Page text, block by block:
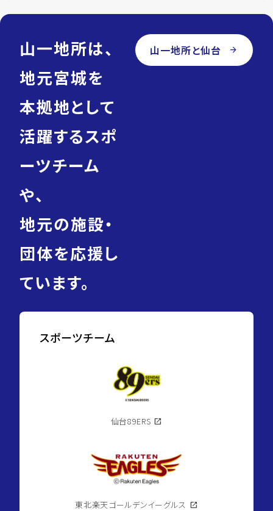
山一地所は、
地元宮城を
本拠地として
活躍するスポ
ーツチーム
や、
地元の施設・
団体を応援し
ています。
山一地所と仙台 arrow_forward
スポーツチーム
仙台89ERS open_in_new
東北楽天ゴールデンイーグルス open_in_new